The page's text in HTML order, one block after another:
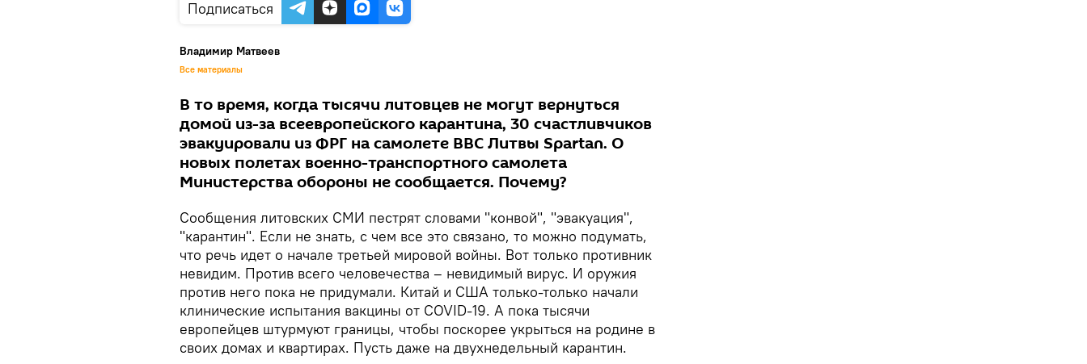
Подписаться
Владимир Матвеев
Все материалы
В то время, когда тысячи литовцев не могут вернуться
домой из-за всеевропейского карантина, 30 счастливчиков
эвакуировали из ФРГ на самолете ВВС Литвы Spartan. О
новых полетах военно-транспортного самолета
Министерства обороны не сообщается. Почему?
Сообщения литовских СМИ пестрят словами "конвой", "эвакуация",
"карантин". Если не знать, с чем все это связано, то можно подумать,
что речь идет о начале третьей мировой войны. Вот только противник
невидим. Против всего человечества – невидимый вирус. И оружия
против него пока не придумали. Китай и США только-только начали
клинические испытания вакцины от COVID-19. А пока тысячи
европейцев штурмуют границы, чтобы поскорее укрыться на родине в
своих домах и квартирах. Пусть даже на двухнедельный карантин.